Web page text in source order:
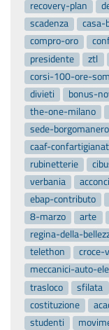
recovery-plan
scadenza
casa-
compro-oro
presidente
ztl
corsi-100-ore-
divieti
bonus-
the-one-milano
sede-borgomanero
caaf-
rubinetterie
verbania
ebap-contributo
8-marzo
arte
regina-della-
telethon
croce-
meccanici-auto-
trasloco
sfilata
costituzione
studenti